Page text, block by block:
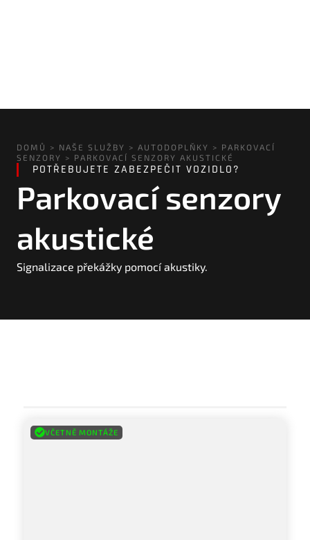
DOMŮ > NAŠE SLUŽBY > AUTODOPLŇKY > PARKOVACÍ
SENZORY > PARKOVACÍ SENZORY AKUSTICKÉ
POTŘEBUJETE ZABEZPEČIT VOZIDLO?
Parkovací senzory
akustické
Signalizace překážky pomocí akustiky.
VČETNĚ MONTÁŽE